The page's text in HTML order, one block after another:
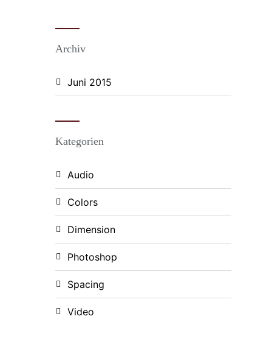
Archiv
Juni 2015
Kategorien
Audio
Colors
Dimension
Photoshop
Spacing
Video